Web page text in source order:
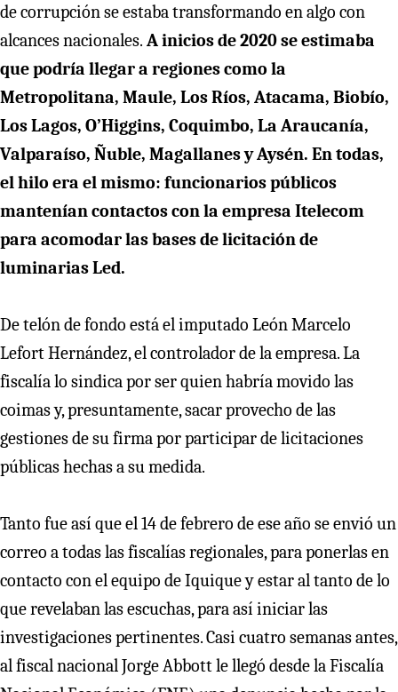
de corrupción se estaba transformando en algo con
alcances nacionales. A inicios de 2020 se estimaba
que podría llegar a regiones como la
Metropolitana, Maule, Los Ríos, Atacama, Biobío,
Los Lagos, O’Higgins, Coquimbo, La Araucanía,
Valparaíso, Ñuble, Magallanes y Aysén. En todas,
el hilo era el mismo: funcionarios públicos
mantenían contactos con la empresa Itelecom
para acomodar las bases de licitación de
luminarias Led.
De telón de fondo está el imputado León Marcelo
Lefort Hernández, el controlador de la empresa. La
fiscalía lo sindica por ser quien habría movido las
coimas y, presuntamente, sacar provecho de las
gestiones de su firma por participar de licitaciones
públicas hechas a su medida.
Tanto fue así que el 14 de febrero de ese año se envió un
correo a todas las fiscalías regionales, para ponerlas en
contacto con el equipo de Iquique y estar al tanto de lo
que revelaban las escuchas, para así iniciar las
investigaciones pertinentes. Casi cuatro semanas antes,
al fiscal nacional Jorge Abbott le llegó desde la Fiscalía